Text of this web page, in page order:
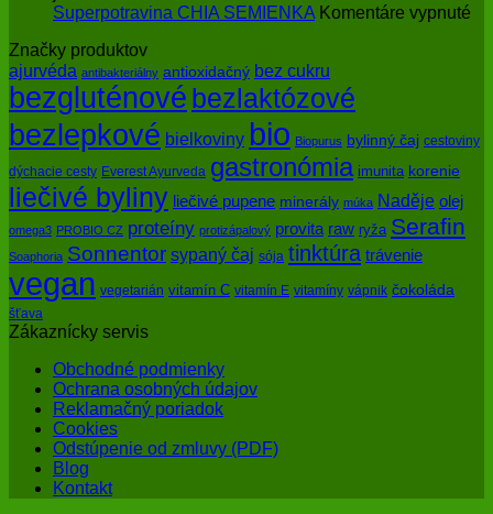
a
ovplyvňujú
zdravie
Superpotravina CHIA SEMIENKA Komentáre vypnuté
Značky produktov
ajurvéda antibakteriálny antioxidačný bez cukru
bezgluténové bezlaktózové
bezlepkové bielkoviny bio Biopurus bylinný čaj cestoviny
dýchacie cesty Everest Ayurveda gastronómia imunita korenie
liečivé byliny liečivé pupene minerály múka Naděje olej
omega3 PROBIO CZ proteíny protizápalový provita raw ryža Serafin
Soaphoria Sonnentor sypaný čaj sója tinktúra trávenie
vegan vegetarián vitamín C vitamín E vitamíny vápnik čokoláda
šťava
Zákaznícky servis
Obchodné podmienky
Ochrana osobných údajov
Reklamačný poriadok
Cookies
Odstúpenie od zmluvy (PDF)
Blog
Kontakt